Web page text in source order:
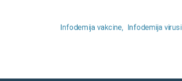
Infodemija vakcine Infodemija virusi